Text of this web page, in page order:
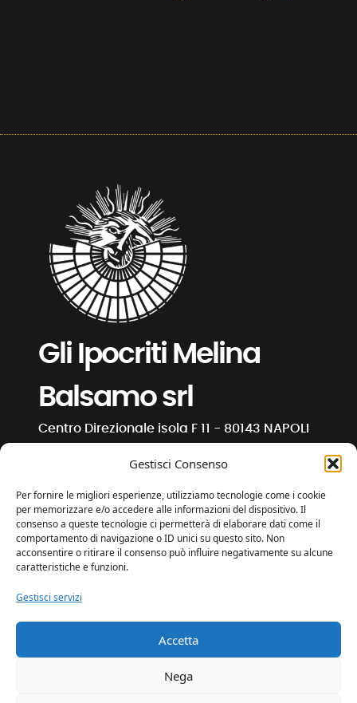
Gestisci Consenso
Per fornire le migliori esperienze, utilizziamo tecnologie come i cookie
per memorizzare e/o accedere alle informazioni del dispositivo. Il
consenso a queste tecnologie ci permetterà di elaborare dati come il
comportamento di navigazione o ID unici su questo sito. Non
acconsentire o ritirare il consenso può influire negativamente su alcune
caratteristiche e funzioni.
Gestisci servizi
Accetta
Nega
Gli Ipocriti Melina
Balsamo srl
Centro Direzionale isola F 11 - 80143 NAPOLI
gli.ipocriti@pcert.it
⋅ ⋅ ⋅
Privacy e Cookies